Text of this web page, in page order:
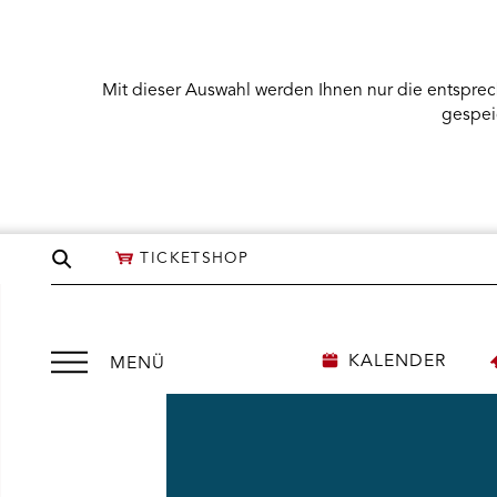
Seite
TICKETSHOP
Mit dieser Auswahl werden Ihnen nur die
MENÜ
Menü
KALENDER